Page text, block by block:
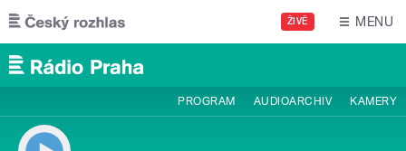
Přejít k hlavnímu obsahu
ŽIVĚ MENU
PROGRAM AUDIOARCHIV KAMERY